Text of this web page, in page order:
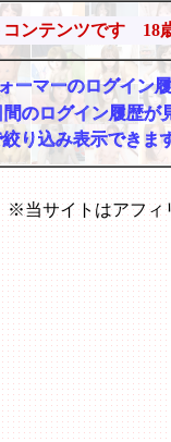
ンテンツです 18
ーマーのログイン
間のログイン履歴が
り込み表示できま
※当サイトはアフィ